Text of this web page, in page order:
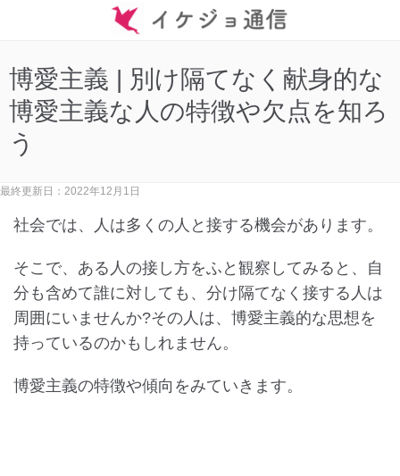
博愛主義 | 別け隔てなく献身的な
博愛主義な人の特徴や欠点を知ろ
う
最終更新日：2022年12月1日
社会では、人は多くの人と接する機会があります。
そこで、ある人の接し方をふと観察してみると、自
分も含めて誰に対しても、分け隔てなく接する人は
周囲にいませんか?その人は、博愛主義的な思想を
持っているのかもしれません。
博愛主義の特徴や傾向をみていきます。